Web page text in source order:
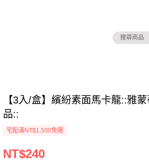
【3入/盒】繽紛素面馬卡龍::雅
品::
宅配滿NT$1,500免運
NT$240